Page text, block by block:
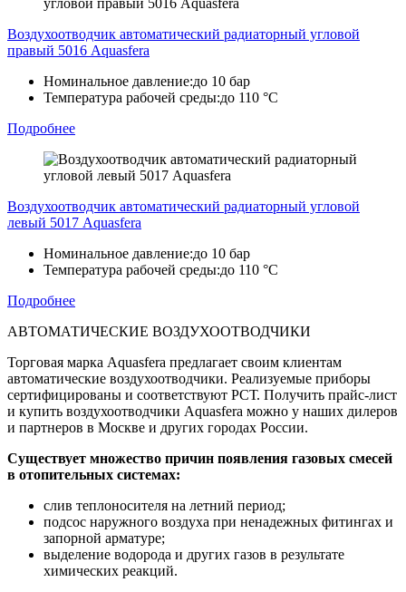
Воздухоотводчик автоматический радиаторный угловой
правый 5016 Aquasfera
Номинальное давление:до 10 бар
Температура рабочей среды:до 110 °C
Подробнее
Воздухоотводчик автоматический радиаторный угловой
левый 5017 Aquasfera
Номинальное давление:до 10 бар
Температура рабочей среды:до 110 °C
Подробнее
АВТОМАТИЧЕСКИЕ ВОЗДУХООТВОДЧИКИ
Торговая марка Aquasfera предлагает своим клиентам
автоматические воздухоотводчики. Реализуемые приборы
сертифицированы и соответствуют РСТ. Получить прайс-лист
и купить воздухоотводчики Aquasfera можно у наших дилеров
и партнеров в Москве и других городах России.
Существует множество причин появления газовых смесей
в отопительных системах:
слив теплоносителя на летний период;
подсос наружного воздуха при ненадежных фитингах и
запорной арматуре;
выделение водорода и других газов в результате
химических реакций.